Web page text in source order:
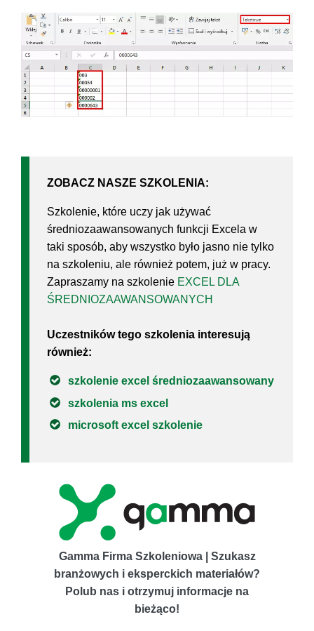
ZOBACZ NASZE SZKOLENIA:
Szkolenie, które uczy jak używać
średniozaawansowanych funkcji Excela w
taki sposób, aby wszystko było jasno nie tylko
na szkoleniu, ale również potem, już w pracy.
Zapraszamy na szkolenie EXCEL DLA
ŚREDNIOZAAWANSOWANYCH
Uczestników tego szkolenia interesują
również:
szkolenie excel średniozaawansowany
szkolenia ms excel
microsoft excel szkolenie
Gamma Firma Szkoleniowa | Szukasz
branżowych i eksperckich materiałów?
Polub nas i otrzymuj informacje na
bieżąco!